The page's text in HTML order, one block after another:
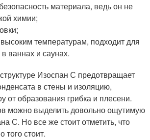
материала, ведь он не
химии;
высоким температурам, подходит для
ваннах и саунах.
Изоспан С предотвращает
в стены и изоляцию,
от образования грибка и плесени.
можно выделить довольно ощутимую
С. Но все же стоит отметить, что
того стоит.